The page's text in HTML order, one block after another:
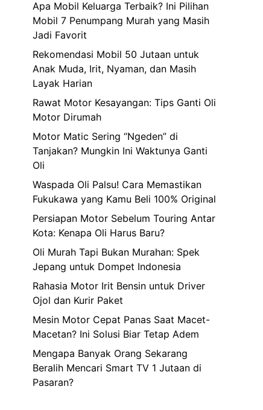
Apa Mobil Keluarga Terbaik? Ini Pilihan
Mobil 7 Penumpang Murah yang Masih
Jadi Favorit
Rekomendasi Mobil 50 Jutaan untuk
Anak Muda, Irit, Nyaman, dan Masih
Layak Harian
Rawat Motor Kesayangan: Tips Ganti Oli
Motor Dirumah
Motor Matic Sering “Ngeden” di
Tanjakan? Mungkin Ini Waktunya Ganti
Oli
Waspada Oli Palsu! Cara Memastikan
Fukukawa yang Kamu Beli 100% Original
Persiapan Motor Sebelum Touring Antar
Kota: Kenapa Oli Harus Baru?
Oli Murah Tapi Bukan Murahan: Spek
Jepang untuk Dompet Indonesia
Rahasia Motor Irit Bensin untuk Driver
Ojol dan Kurir Paket
Mesin Motor Cepat Panas Saat Macet-
Macetan? Ini Solusi Biar Tetap Adem
Mengapa Banyak Orang Sekarang
Beralih Mencari Smart TV 1 Jutaan di
Pasaran?